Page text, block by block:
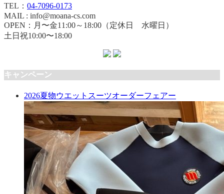
TEL： 04-7096-0173
MAIL : info@moana-cs.com
OPEN：月〜金11:00～18:00（定休日 水曜日）
土日祝10:00〜18:00
キャンペーン
2026夏物ウエットスーツオーダーフェアー